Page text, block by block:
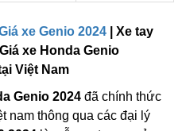
xe Genio 2024 | Xe tay
xe Honda Genio
Việt Nam
Genio 2024 đã chính thức
nam thông qua các đại lý